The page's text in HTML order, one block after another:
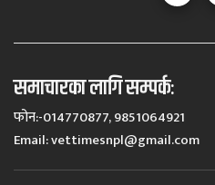
समाचारका लागि सम्पर्कः
फोन:-014770877, 9851064921
Email:vettimesnpl@gmail.com